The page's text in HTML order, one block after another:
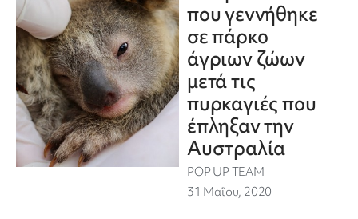
που γεννήθηκε
σε πάρκο
άγριων ζώων
μετά τις
πυρκαγιές που
έπληξαν την
Αυστραλία
POP UP TEAM
31 Μαΐου, 2020